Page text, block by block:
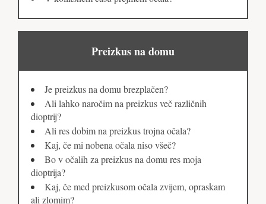
Preizkus na domu
Je preizkus na domu brezplačen?
Ali lahko naročim na preizkus več različnih
dioptrij?
Ali res dobim na preizkus trojna očala?
Kaj, če mi nobena očala niso všeč?
Bo v očalih za preizkus na domu res moja
dioptrija?
Kaj, če med preizkusom očala zvijem, opraskam
ali zlomim?